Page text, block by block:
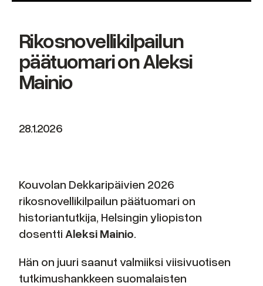
Rikosnovellikilpailun
päätuomari on Aleksi
Mainio
28.1.2026
Kouvolan Dekkaripäivien 2026
rikosnovellikilpailun päätuomari on
historiantutkija, Helsingin yliopiston
dosentti Aleksi Mainio.
Hän on juuri saanut valmiiksi viisivuotisen
tutkimushankkeen suomalaisten